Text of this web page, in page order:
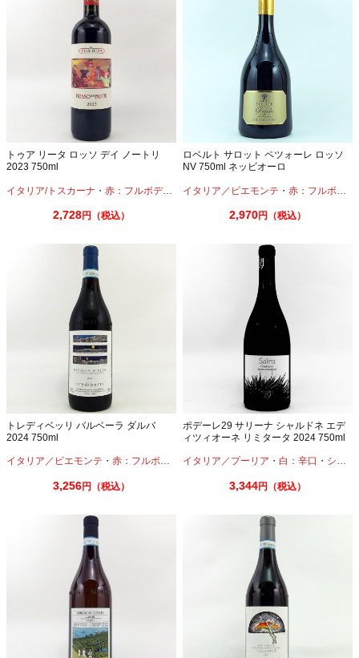
トゥア リータ ロッソ デイ ノートリ
2023 750ml
イタリア/トスカーナ ・ 赤：フルボディ カベルネ ・ カベルネフラン・ メルロー
2,728円（税込）
ロベルト サロット ペツォーレ ロッソ
NV 750ml ネッビオーロ
イタリア／ピエモンテ ・赤：フルボディ
2,970円（税込）
トレディベッリ バルベーラ ダルバ
2024 750ml
イタリア／ピエモンテ ・ 赤：フルボディ ・バルベラ
3,256円（税込）
ポデーレ29 サリーナ シャルドネ エデ
ィツィオーネ リミタータ 2024 750ml
イタリア／プーリア ・ 白：辛口 ・ シャルドネ
3,344円（税込）